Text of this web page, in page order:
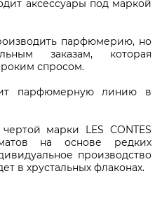
аксессуары под маркой
парфюмерию, но
заказам, которая
спросом.
парфюмерную линию в
марки LES CONTES
на основе редких
производство
в хрустальных флаконах.